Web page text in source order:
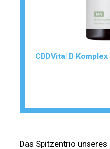
CBDVital B Komplex
Das Spitzentrio